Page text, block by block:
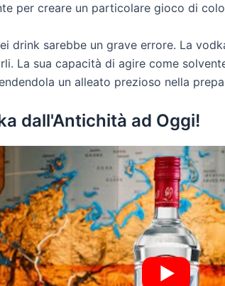
per creare un particolare gioco di
drink sarebbe un grave errore. La
La sua capacità di agire come
un alleato prezioso nella
dall'Antichità ad Oggi!